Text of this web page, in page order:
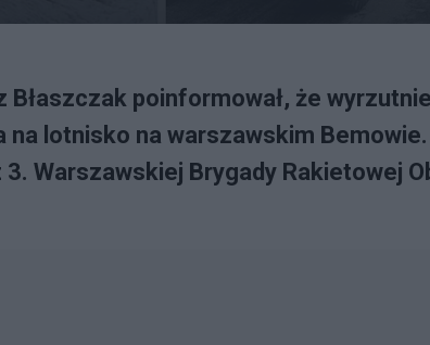
Błaszczak poinformował, że
lotnisko na warszawskim
Warszawskiej Brygady Rakietowej